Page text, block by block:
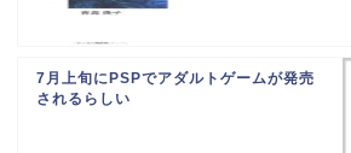
7月上旬にPSPでアダルトゲームが発売
されるらしい